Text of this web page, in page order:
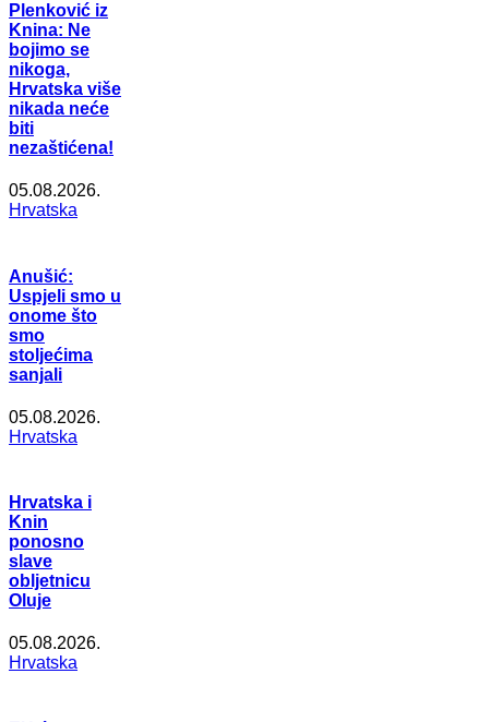
Plenković iz
Knina: Ne
bojimo se
nikoga,
Hrvatska više
nikada neće
biti
nezaštićena!
05.08.2026.
Hrvatska
Anušić:
Uspjeli smo u
onome što
smo
stoljećima
sanjali
05.08.2026.
Hrvatska
Hrvatska i
Knin
ponosno
slave
obljetnicu
Oluje
05.08.2026.
Hrvatska